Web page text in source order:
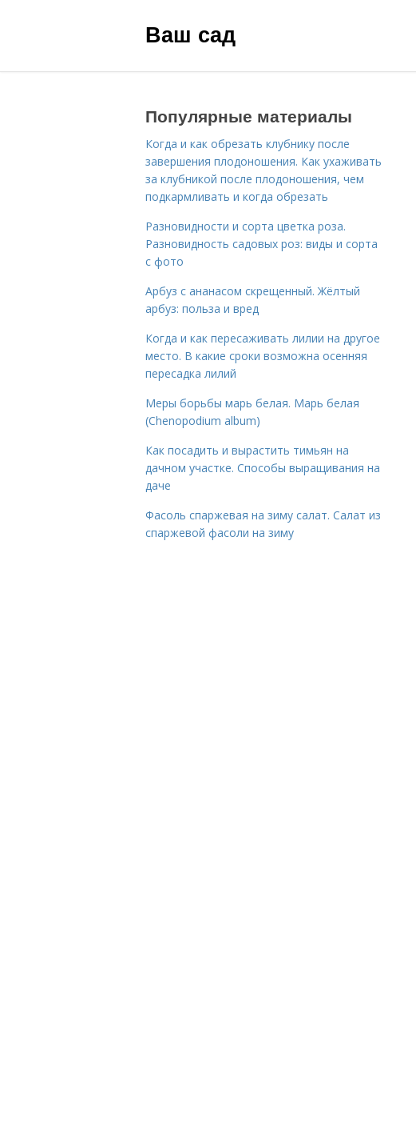
Ваш сад
Популярные материалы
Когда и как обрезать клубнику после
завершения плодоношения. Как ухаживать
за клубникой после плодоношения, чем
подкармливать и когда обрезать
Разновидности и сорта цветка роза.
Разновидность садовых роз: виды и сорта
с фото
Арбуз с ананасом скрещенный. Жёлтый
арбуз: польза и вред
Когда и как пересаживать лилии на другое
место. В какие сроки возможна осенняя
пересадка лилий
Меры борьбы марь белая. Марь белая
(Chenopodium album)
Как посадить и вырастить тимьян на
дачном участке. Способы выращивания на
даче
Фасоль спаржевая на зиму салат. Салат из
спаржевой фасоли на зиму